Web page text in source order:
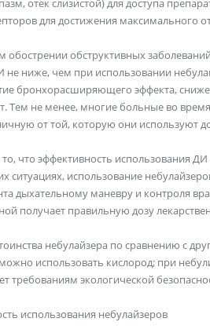
отек слизистой) для доступа
для достижения максимального
обструктивных
ниже, чем при использовании
бронхорасширяющего эффекта,
Тем не менее, многие больные во
от той, которую они используют
что эффективность использования
ситуациях, использование
дыхательному маневру и контроля
получает правильную дозу
небулайзера по сравнению с
использовать кислород; при
требованиям экологической
использования небулайзеров